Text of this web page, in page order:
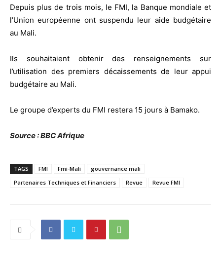
Depuis plus de trois mois, le FMI, la Banque mondiale et
l’Union européenne ont suspendu leur aide budgétaire
au Mali.
Ils souhaitaient obtenir des renseignements sur
l’utilisation des premiers décaissements de leur appui
budgétaire au Mali.
Le groupe d’experts du FMI restera 15 jours à Bamako.
Source : BBC Afrique
TAGS FMI Fmi-Mali
gouvernance mali
Partenaires Techniques et Financiers
Revue Revue FMI